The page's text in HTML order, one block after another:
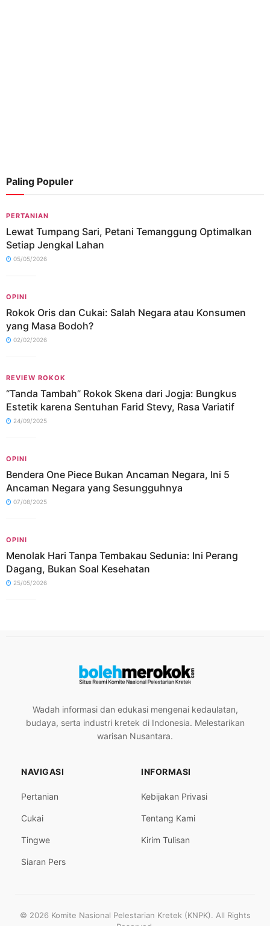
Paling Populer
PERTANIAN
Lewat Tumpang Sari, Petani Temanggung Optimalkan
Setiap Jengkal Lahan
05/05/2026
OPINI
Rokok Oris dan Cukai: Salah Negara atau Konsumen
yang Masa Bodoh?
02/02/2026
REVIEW ROKOK
“Tanda Tambah” Rokok Skena dari Jogja: Bungkus
Estetik karena Sentuhan Farid Stevy, Rasa Variatif
24/09/2025
OPINI
Bendera One Piece Bukan Ancaman Negara, Ini 5
Ancaman Negara yang Sesungguhnya
07/08/2025
OPINI
Menolak Hari Tanpa Tembakau Sedunia: Ini Perang
Dagang, Bukan Soal Kesehatan
25/05/2026
Wadah informasi dan edukasi mengenai kedaulatan,
budaya, serta industri kretek di Indonesia. Melestarikan
warisan Nusantara.
NAVIGASI
Pertanian
Cukai
Tingwe
Siaran Pers
INFORMASI
Kebijakan Privasi
Tentang Kami
Kirim Tulisan
© 2026 Komite Nasional Pelestarian Kretek (KNPK). All Rights